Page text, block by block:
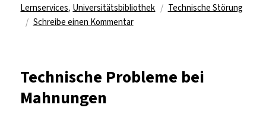
am
Lernservices, Universitätsbibliothek Schlagwörter
Technische Störung
Schreibe einen Kommentarzu
Mahnungen
Technische Probleme bei
Mahnungen